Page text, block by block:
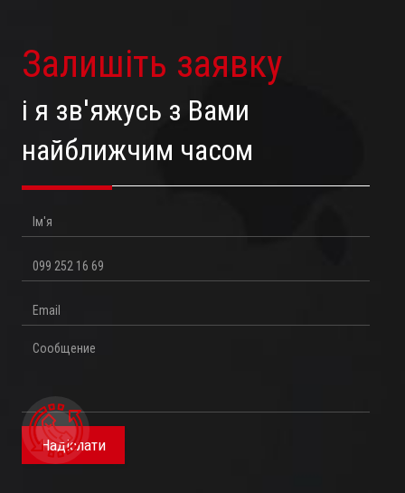
Залишіть заявку
і я зв'яжусь з Вами
найближчим часом
Ім'я
Телефон
Email
Повідомлення